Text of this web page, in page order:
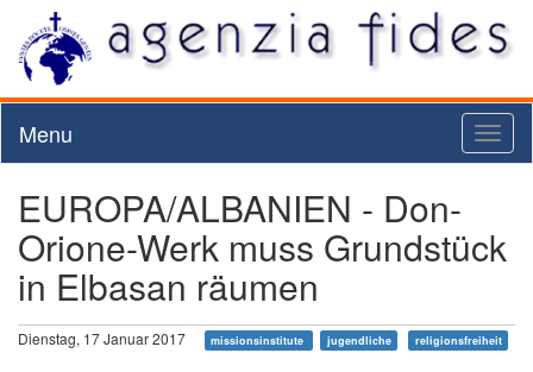
Menu
EUROPA/ALBANIEN - Don-
Orione-Werk muss Grundstück
in Elbasan räumen
Dienstag, 17 Januar 2017 missionsinstitute jugendliche religionsfreiheit